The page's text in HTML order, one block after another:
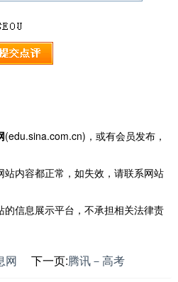
(edu.sina.com.cn)，或有会员发布，
内容都正常，如失效，请联系网站
信息展示平台，不承担相关法律责
网 下一页:腾讯－高考